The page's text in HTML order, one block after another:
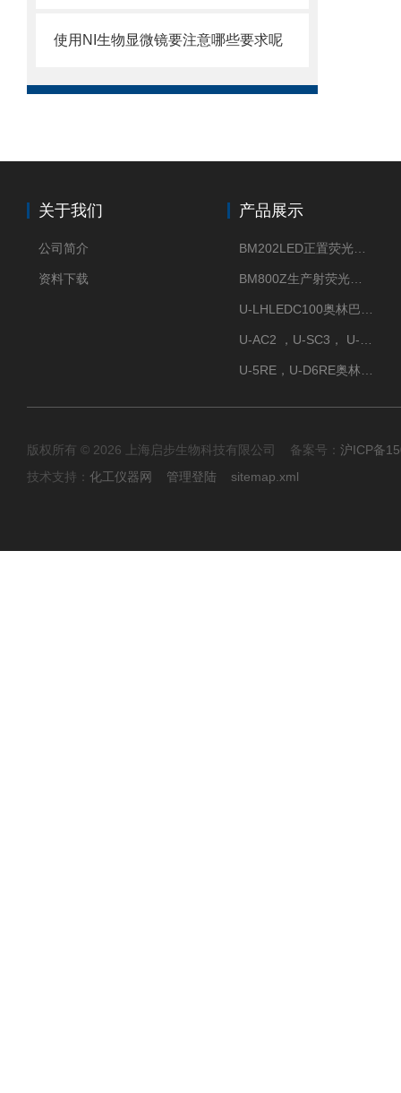
使用NI生物显微镜要注意哪些要求呢
关于我们
公司简介
资料下载
产品展示
版权所有 © 2026 上海启步生物科技有限公司 备案号： 沪ICP备
技术支持： 化工仪器网 管理登陆 sitemap.xml